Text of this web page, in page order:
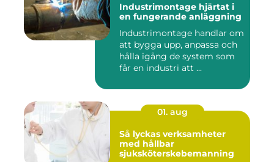
Industrimontage hjärtat i
en fungerande anläggning
Industrimontage handlar om
att bygga upp, anpassa och
hålla igång de system som
får en industri att ...
01. aug
Så lyckas verksamheter
med hållbar
sjuksköterskebemanning